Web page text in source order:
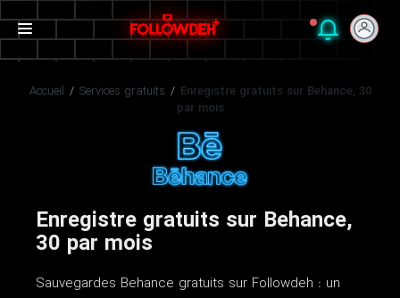
Accueil / Services gratuits / Enregistre gratuits sur Behance, 30
par mois
Enregistre gratuits sur Behance,
30 par mois
Sauvegardes Behance gratuits sur Followdeh : un